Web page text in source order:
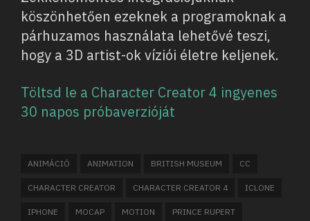
köszönhetően ezeknek a programoknak a
párhuzamos használata lehetővé teszi,
hogy a 3D artist-ok víziói életre keljenek.
Töltsd le a Character Creator 4 ingyenes
30 napos próbaverzióját
ANIMÁCIÓ ANIMATION BRITISH MUSEUM CC
CHARACTER CREATOR CHARACTER CREATOR 4 ICLONE
IPHONE MOCAP MOTION PRINCE RUPERT